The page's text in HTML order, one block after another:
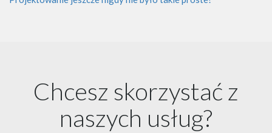
Chcesz skorzystać z
naszych usług?